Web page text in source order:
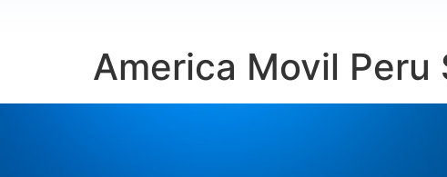
America Movil Peru